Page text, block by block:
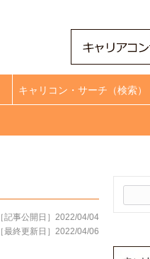
キャリコン・サーチ（検索）
［記事公開日］2022/04/04
［最終更新日］2022/04/06